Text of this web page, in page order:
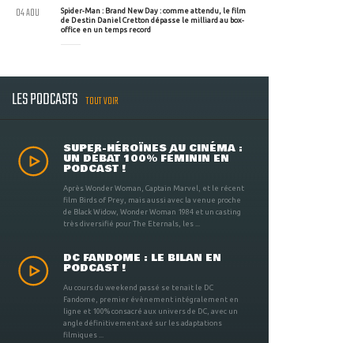
Spider-Man : Brand New Day : comme attendu, le film
de Destin Daniel Cretton dépasse le milliard au box-
office en un temps record
04 AOU
LES PODCASTS TOUT VOIR
SUPER-HÉROÏNES AU CINÉMA :
UN DÉBAT 100% FÉMININ EN
PODCAST !
Après Wonder Woman, Captain Marvel, et le récent
film Birds of Prey, mais aussi avec la venue proche
de Black Widow, Wonder Woman 1984 et un casting
très diversifié pour The Eternals, les ...
DC FANDOME : LE BILAN EN
PODCAST !
Au cours du weekend passé se tenait le DC
Fandome, premier évènement intégralement en
ligne et 100% consacré aux univers de DC, avec un
angle définitivement axé sur les adaptations
filmiques ...